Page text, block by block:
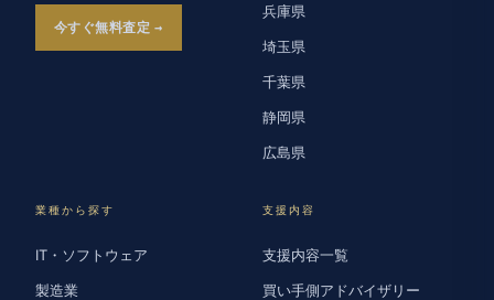
今すぐ無料査定
兵庫県
埼玉県
千葉県
静岡県
広島県
業種から探す
IT・ソフトウェア
製造業
支援内容
支援内容一覧
買い手側アドバイザリー